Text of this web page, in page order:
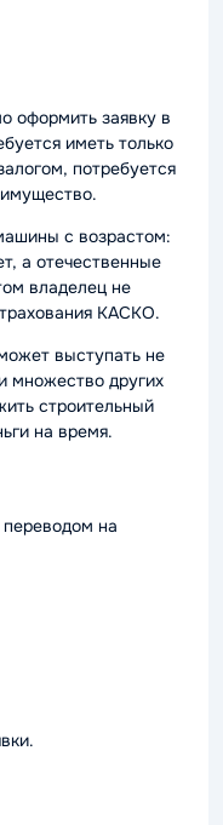
оформить заявку в
иметь только
потребуется
с возрастом:
а отечественные
владелец не
КАСКО.
выступать не
множество других
строительный
на время.
на